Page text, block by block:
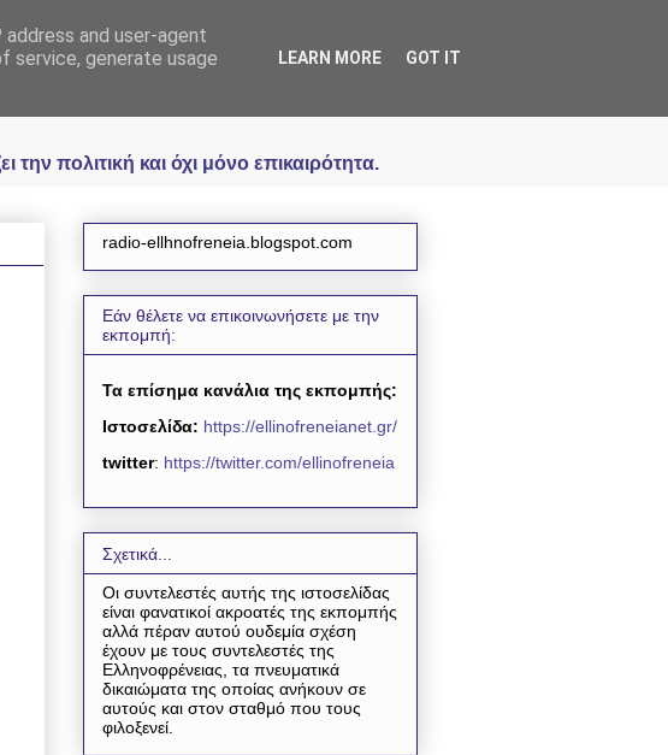
πολιτική και όχι μόνο επικαιρότητα.
radio-ellhnofreneia.blogspot.com
Εάν θέλετε να επικοινωνήσετε με την
εκπομπή:
Τα επίσημα κανάλια της εκπομπής:
Ιστοσελίδα: https://ellinofreneianet.gr/
twitter: https://twitter.com/ellinofreneia
Σχετικά...
Οι συντελεστές αυτής της ιστοσελίδας
είναι φανατικοί ακροατές της εκπομπής
αλλά πέραν αυτού ουδεμία σχέση
έχουν με τους συντελεστές της
Ελληνοφρένειας, τα πνευματικά
δικαιώματα της οποίας ανήκουν σε
αυτούς και στον σταθμό που τους
φιλοξενεί.
and user-agent
service, generate usage
LEARN MORE GOT IT